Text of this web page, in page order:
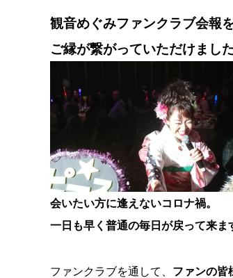
観音めぐみファンクラブ会報
ご縁が繋がっていただけまし
会いたい方に逢えないコロナ禍。
一日も早く普通の毎日が戻って来ま
ファンクラブを通して、 ファンの皆